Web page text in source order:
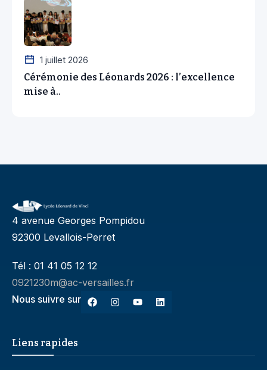
1 juillet 2026
Cérémonie des Léonards 2026 : l’excellence
mise à..
4 avenue Georges Pompidou
92300 Levallois-Perret
Tél : 01 41 05 12 12
0921230m@ac-versailles.fr
Nous suivre sur
Liens rapides